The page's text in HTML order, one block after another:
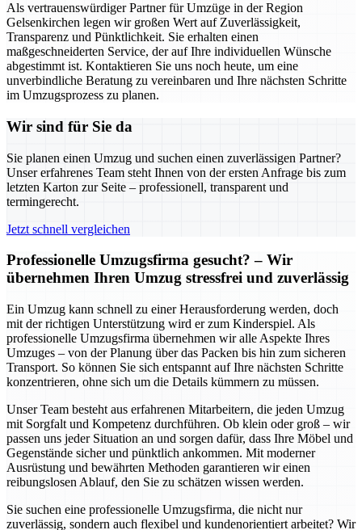
Als vertrauenswürdiger Partner für Umzüge in der Region
Gelsenkirchen legen wir großen Wert auf Zuverlässigkeit,
Transparenz und Pünktlichkeit. Sie erhalten einen
maßgeschneiderten Service, der auf Ihre individuellen Wünsche
abgestimmt ist. Kontaktieren Sie uns noch heute, um eine
unverbindliche Beratung zu vereinbaren und Ihre nächsten Schritte
im Umzugsprozess zu planen.
Wir sind für Sie da
Sie planen einen Umzug und suchen einen zuverlässigen Partner?
Unser erfahrenes Team steht Ihnen von der ersten Anfrage bis zum
letzten Karton zur Seite – professionell, transparent und
termingerecht.
Jetzt schnell vergleichen
Professionelle Umzugsfirma gesucht? – Wir
übernehmen Ihren Umzug stressfrei und zuverlässig
Ein Umzug kann schnell zu einer Herausforderung werden, doch
mit der richtigen Unterstützung wird er zum Kinderspiel. Als
professionelle Umzugsfirma übernehmen wir alle Aspekte Ihres
Umzuges – von der Planung über das Packen bis hin zum sicheren
Transport. So können Sie sich entspannt auf Ihre nächsten Schritte
konzentrieren, ohne sich um die Details kümmern zu müssen.
Unser Team besteht aus erfahrenen Mitarbeitern, die jeden Umzug
mit Sorgfalt und Kompetenz durchführen. Ob klein oder groß – wir
passen uns jeder Situation an und sorgen dafür, dass Ihre Möbel und
Gegenstände sicher und pünktlich ankommen. Mit moderner
Ausrüstung und bewährten Methoden garantieren wir einen
reibungslosen Ablauf, den Sie zu schätzen wissen werden.
Sie suchen eine professionelle Umzugsfirma, die nicht nur
zuverlässig, sondern auch flexibel und kundenorientiert arbeitet? Wir